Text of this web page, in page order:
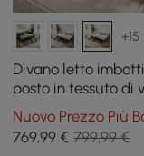
+15
Divano letto
posto in tessuto di
coste bianco con
contenitore e
cm
Nuovo Prezzo Più
769,99 € 799,99 €